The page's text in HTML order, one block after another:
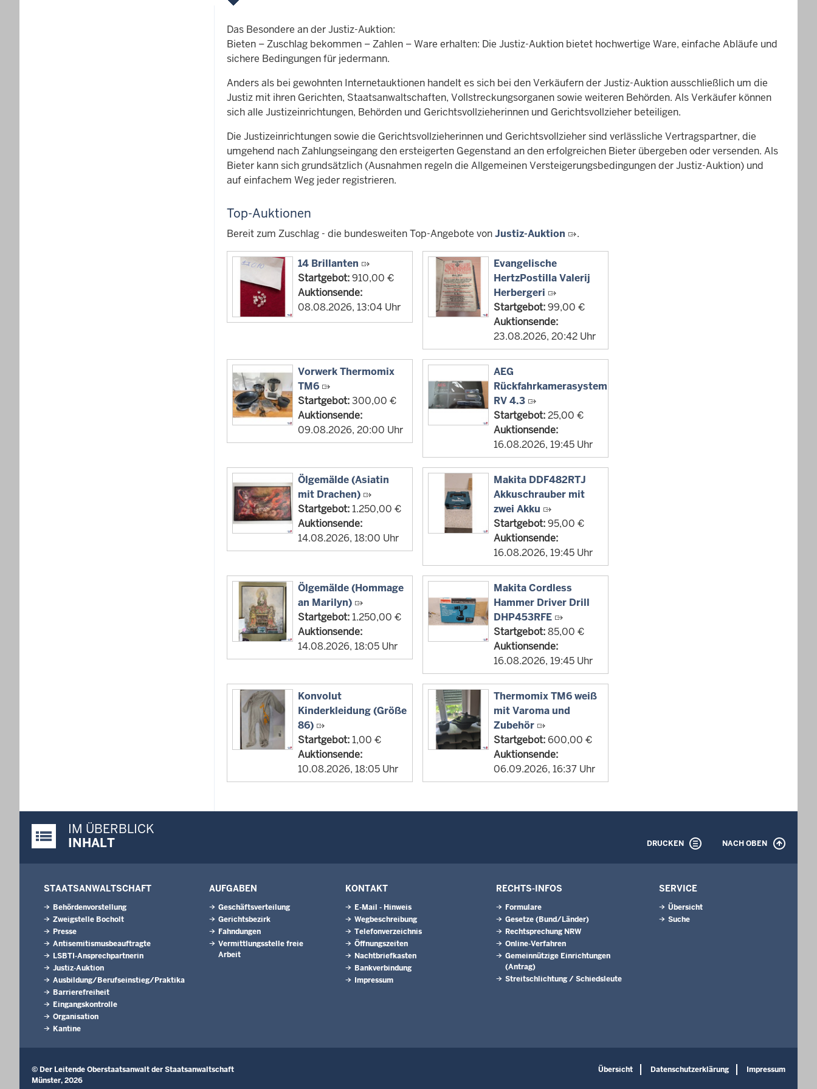
Das Besondere an der Justiz-Auktion:
Bieten – Zuschlag bekommen – Zahlen – Ware erhalten: Die Justiz-Auktion bietet hochwertige Ware, einfache Abläufe und
sichere Bedingungen für jedermann.
Anders als bei gewohnten Internetauktionen handelt es sich bei den Verkäufern der Justiz-Auktion ausschließlich um die
Justiz mit ihren Gerichten, Staatsanwaltschaften, Vollstreckungsorganen sowie weiteren Behörden. Als Verkäufer können
sich alle Justizeinrichtungen, Behörden und Gerichtsvollzieherinnen und Gerichtsvollzieher beteiligen.
Die Justizeinrichtungen sowie die Gerichtsvollzieherinnen und Gerichtsvollzieher sind verlässliche Vertragspartner, die
umgehend nach Zahlungseingang den ersteigerten Gegenstand an den erfolgreichen Bieter übergeben oder versenden. Als
Bieter kann sich grundsätzlich (Ausnahmen regeln die Allgemeinen Versteigerungsbedingungen der Justiz-Auktion) und
auf einfachem Weg jeder registrieren.
Top-Auktionen
Bereit zum Zuschlag - die bundesweiten Top-Angebote vonJustiz-Auktion .
14 Brillanten
Startgebot:910,00 €
Auktionsende:
08.08.2026, 13:04 Uhr
Evangelische
HertzPostilla Valerij
Herbergeri
Startgebot:99,00 €
Auktionsende:
23.08.2026, 20:42 Uhr
Vorwerk Thermomix
TM6
Startgebot:300,00 €
Auktionsende:
09.08.2026, 20:00 Uhr
AEG
Rückfahrkamerasystem
RV 4.3
Startgebot:25,00 €
Auktionsende:
16.08.2026, 19:45 Uhr
Ölgemälde (Asiatin
mit Drachen)
Startgebot:1.250,00 €
Auktionsende:
14.08.2026, 18:00 Uhr
Makita DDF482RTJ
Akkuschrauber mit
zwei Akku
Startgebot:95,00 €
Auktionsende:
16.08.2026, 19:45 Uhr
Ölgemälde (Hommage
an Marilyn)
Startgebot:1.250,00 €
Auktionsende:
14.08.2026, 18:05 Uhr
Makita Cordless
Hammer Driver Drill
DHP453RFE
Startgebot:85,00 €
Auktionsende:
16.08.2026, 19:45 Uhr
Konvolut
Kinderkleidung (Größe
86)
Startgebot:1,00 €
Auktionsende:
10.08.2026, 18:05 Uhr
Thermomix TM6 weiß
mit Varoma und
Zubehör
Startgebot:600,00 €
Auktionsende:
06.09.2026, 16:37 Uhr
Justiz-Portal im Überblick:
IM ÜBERBLICK
INHALT
DRUCKEN NACH OBEN
STAATSANWALTSCHAFT
Behördenvorstellung
Zweigstelle Bocholt
Presse
Antisemitismusbeauftragte
LSBTI-Ansprechpartnerin
Justiz-Auktion
Ausbildung/Berufseinstieg/Praktika
Barrierefreiheit
Eingangskontrolle
Organisation
Kantine
AUFGABEN
Geschäftsverteilung
Gerichtsbezirk
Fahndungen
Vermittlungsstelle freie
Arbeit
KONTAKT
E-Mail - Hinweis
Wegbeschreibung
Telefonverzeichnis
Öffnungszeiten
Nachtbriefkasten
Bankverbindung
Impressum
RECHTS-INFOS
Formulare
Gesetze (Bund/Länder)
Rechtsprechung NRW
Online-Verfahren
Gemeinnützige Einrichtungen
(Antrag)
Streitschlichtung / Schiedsleute
SERVICE
Übersicht
Suche
Übersicht Datenschutzerklärung Impressum
© Der Leitende Oberstaatsanwalt der Staatsanwaltschaft
Münster, 2026